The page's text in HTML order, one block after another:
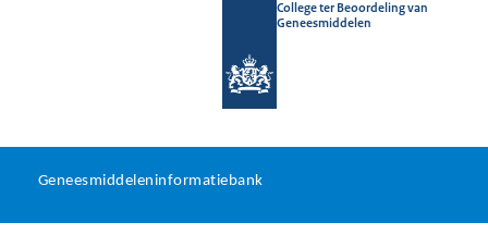
College ter Beoordeling van
Geneesmiddelen
U
Geneesmiddeleninformatiebank